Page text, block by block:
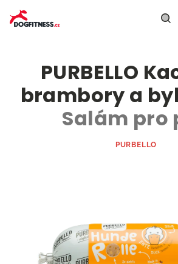
obsah
PURBELLO
brambory a
Salám pro
PURBELLO